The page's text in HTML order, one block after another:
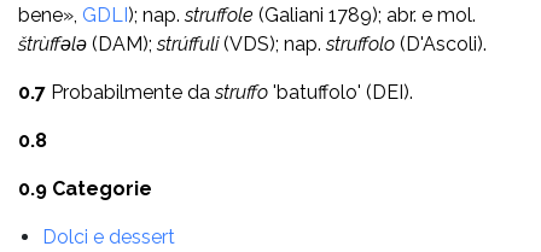
bene», GDLI); nap.struffole (Galiani 1789); abr. e mol.
štrùffǝlǝ (DAM);strúffuli(VDS); nap.struffolo (D'Ascoli).
0.7 Probabilmente dastruffo 'batuffolo' (DEI).
0.8
0.9 Categorie
Dolci e dessert